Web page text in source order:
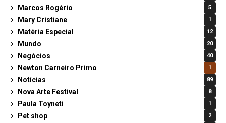
Marcos Rogério 5
Mary Cristiane 1
Matéria Especial 12
Mundo 20
Negócios 40
Newton Carneiro Primo 1
Notícias 89
Nova Arte Festival 8
Paula Toyneti 1
Pet shop 2